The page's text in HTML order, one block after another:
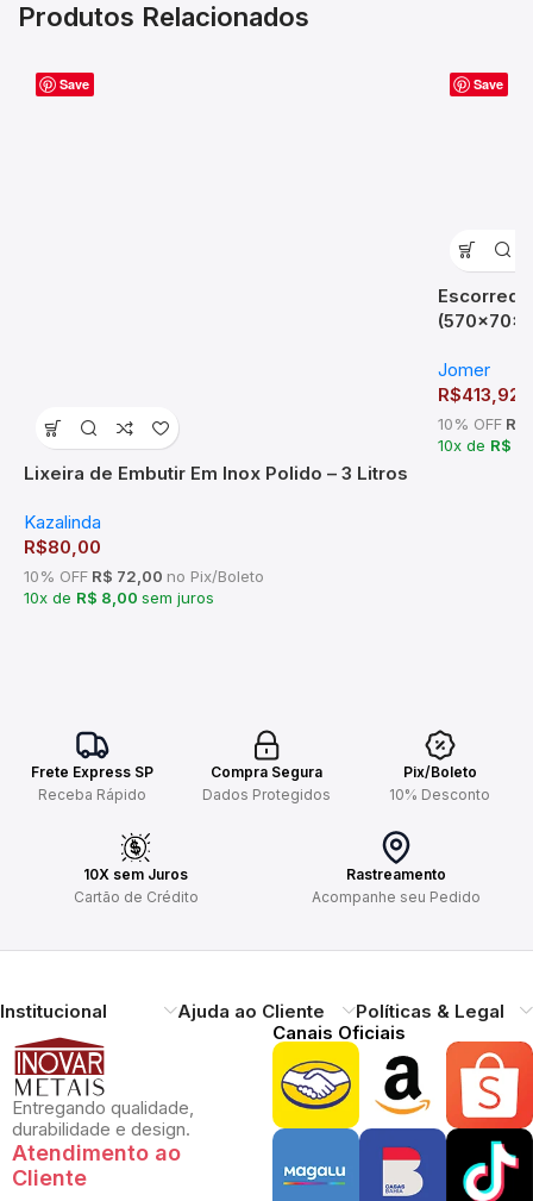
Produtos Relacionados
Save
Lixeira de Embutir Em Inox Polido – 3 Litros
Kazalinda
R$80,00
10% OFF R$ 72,00 no Pix/Boleto
10x de R$ 8,00 sem juros
Save
Jomer
R$413,92
10% OFF
10x de R$
Frete Express SP
Receba Rápido
Compra Segura
Dados Protegidos
Pix/Boleto
10% Desconto
10X sem Juros
Cartão de Crédito
Rastreamento
Acompanhe seu Pedido
Institucional Ajuda ao Cliente Políticas & Legal
Entregando qualidade,
durabilidade e design.
Atendimento ao
Cliente
Canais Oficiais